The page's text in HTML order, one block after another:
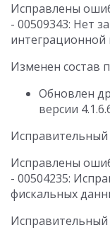
Исправлены
- 00509343: Нет
Изменен состав
Обновлен
версии
Исправительный
Исправлены
- 00504235:
фискальных
Исправительный